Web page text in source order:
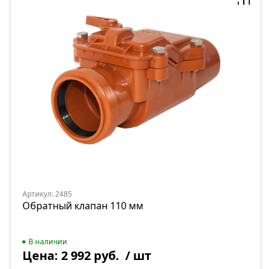
Артикул: 2485
Обратный клапан 110 мм
В наличии
Цена: 2 992 руб. / шт